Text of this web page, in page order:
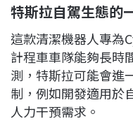
特斯拉自駕生態的
這款清潔機器人專為
計程車車隊能夠長時
測，特斯拉可能會進
制，例如開發適用於
人力干預需求。